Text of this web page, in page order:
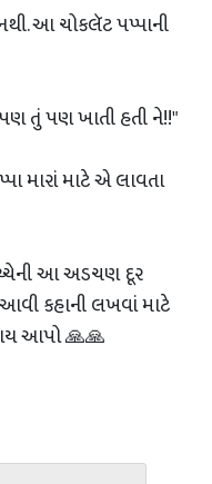
આ ચોકલૅટ પપ્પાની
તું પણ ખાતી હતી ને!!"
મારાં માટે એ લાવતા
આ અડચણ દૂર
કહાની લખવાં માટે
આપો 🙏🙏